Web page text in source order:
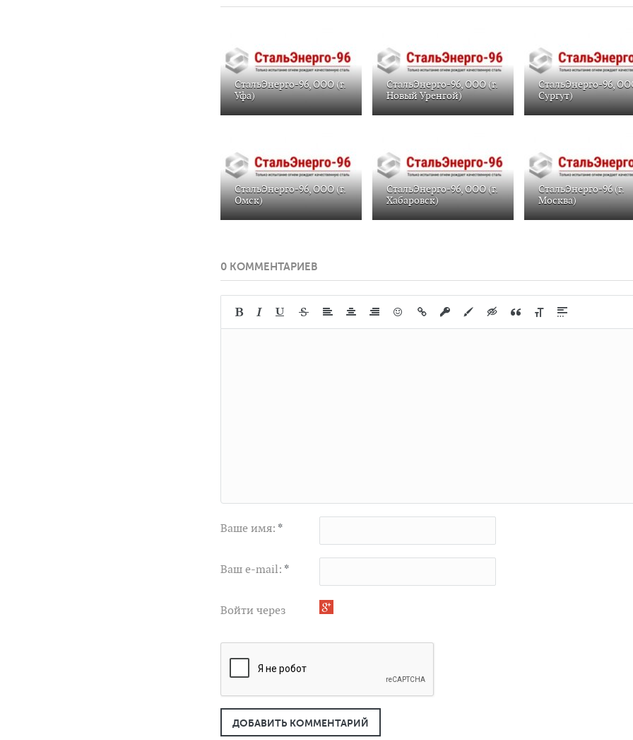
СтальЭнерго-96, ООО (г.
Уфа)
СтальЭнерго-96, ООО (г.
Новый Уренгой)
СтальЭнерго-96,
Сургут)
СтальЭнерго-96, ООО (г.
Омск)
СтальЭнерго-96, ООО (г.
Хабаровск)
СтальЭнерго-96 (г.
Москва)
0 КОММЕНТАРИЕВ
Ваше имя: *
Ваш e-mail: *
Войти через
ДОБАВИТЬ КОММЕНТАРИЙ